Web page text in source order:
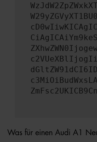
Was für einen Audi A1